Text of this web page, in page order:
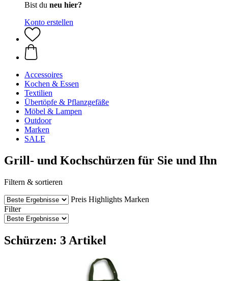
Bist du neu hier?
Konto erstellen
Accessoires
Kochen & Essen
Textilien
Übertöpfe & Pflanzgefäße
Möbel & Lampen
Outdoor
Marken
SALE
Grill- und Kochschürzen für Sie und Ihn
Filtern & sortieren
Preis Highlights Marken
Filter
Schürzen: 3 Artikel